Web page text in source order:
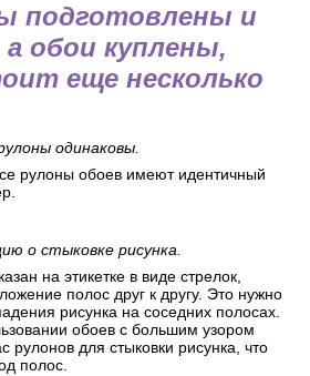
подготовлены и
обои куплены,
еще несколько
одинаковы.
рулоны обоев имеют идентичный
о стыковке рисунка.
на этикетке в виде стрелок,
полос друг к другу. Это нужно
рисунка на соседних полосах.
обоев с большим узором
рулонов для стыковки рисунка, что
полос.